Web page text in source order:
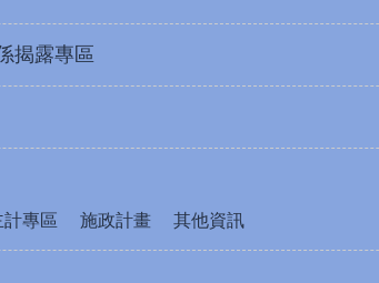
揭露專區
計專區 施政計畫 其他資訊